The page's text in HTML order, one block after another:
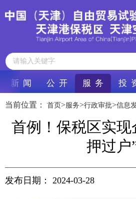
新 闻 公 开 服 务 投
当前位置： 首页>服务>行政审批>信息
首例！保税区实现
押过户
发布日期： 2024-03-28